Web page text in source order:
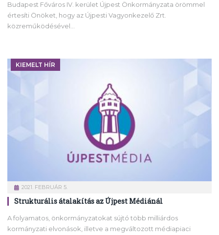
Budapest Főváros IV. kerület Újpest Önkormányzata örömmel
értesíti Önöket, hogy az Újpesti Vagyonkezelő Zrt.
közreműködésével…
KIEMELT HÍR
2021. FEBRUÁR 5.
Strukturális átalakítás az Újpest Médiánál
A folyamatos, önkormányzatokat sújtó több milliárdos
kormányzati elvonások, illetve a megváltozott médiapiaci